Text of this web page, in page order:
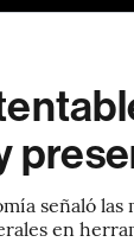
señaló
en